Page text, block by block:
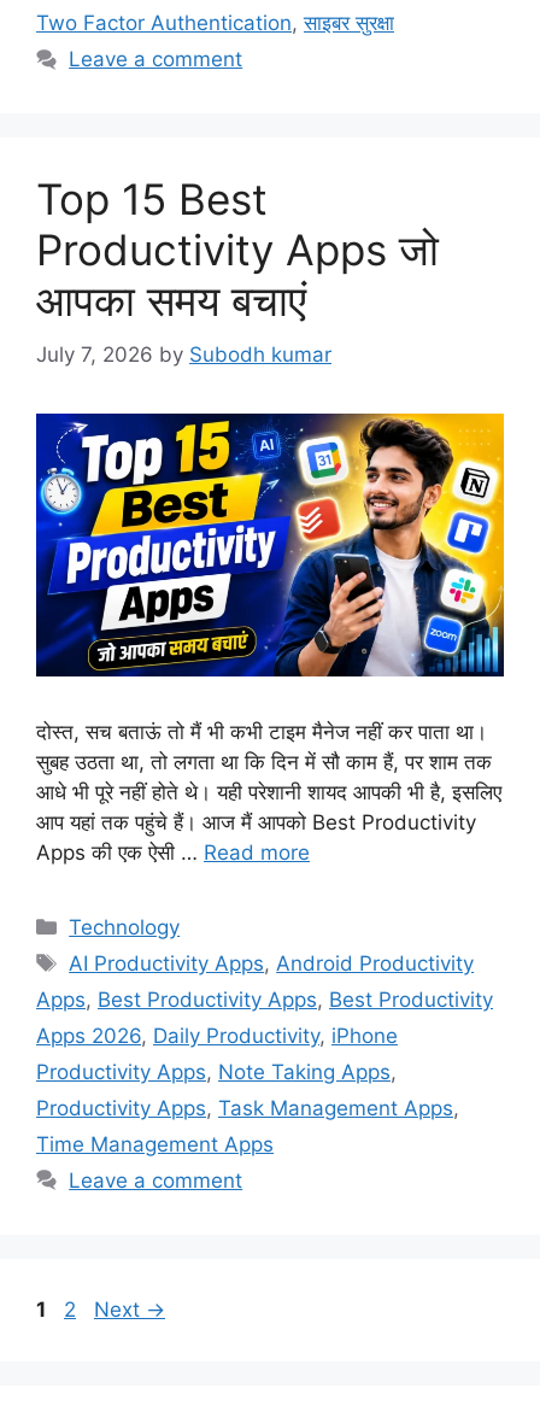
Two Factor Authentication,साइबर सुरक्षा
Leave a comment
Top 15 Best
Productivity Apps जो
आपका समय बचाएं
July 7, 2026 by Subodh kumar
दोस्त, सच बताऊं तो मैं भी कभी टाइम मैनेज नहीं कर पाता था।
सुबह उठता था, तो लगता था कि दिन में सौ काम हैं, पर शाम तक
आधे भी पूरे नहीं होते थे। यही परेशानी शायद आपकी भी है, इसलिए
आप यहां तक पहुंचे हैं। आज मैं आपको Best Productivity
Apps की एक ऐसी … Read more
Technology
AI Productivity Apps,Android Productivity
Apps, Best Productivity Apps, Best Productivity
Apps 2026, Daily Productivity, iPhone
Productivity Apps, Note Taking Apps,
Productivity Apps, Task Management Apps,
Time Management Apps
Leave a comment
1 2 Next →